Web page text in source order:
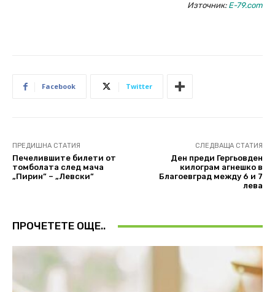
Източник: E-79.com
Facebook Twitter
ПРЕДИШНА СТАТИЯ
Печелившите билети от
томболата след мача
„Пирин” – „Левски”
СЛЕДВАЩА СТАТИЯ
Ден преди Гергьовден
килограм агнешко в
Благоевград между 6 и 7
лева
ПРОЧЕТЕТЕ ОЩЕ..